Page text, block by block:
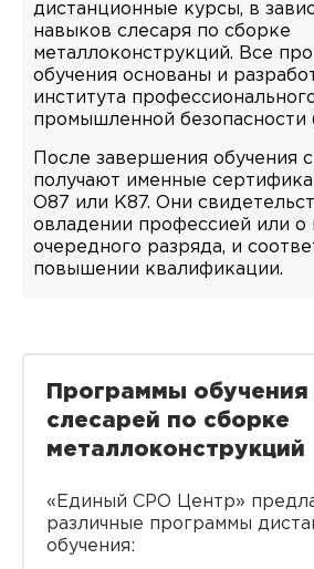
дистанционные курсы, в
навыков слесаря по сборке
металлоконструкций. Все
обучения основаны и
института
промышленной
После завершения обучения
получают именные
O87 или K87. Они
овладении профессией или о
очередного разряда, и
повышении квалификации.
Программы обучения
слесарей по сборке
металлоконструкций
«Единый СРО Центр»
различные программы
обучения: